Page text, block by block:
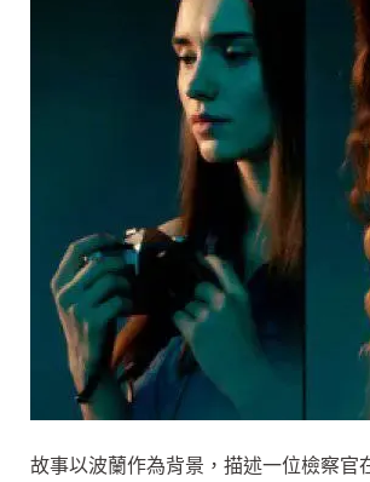
故事以波蘭作為背景，描述一位檢察官